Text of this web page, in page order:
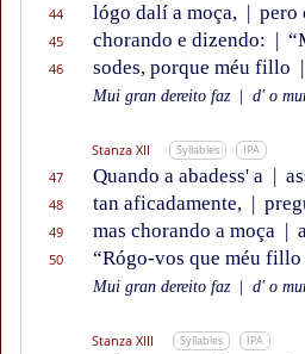
44 lógo dalí a moça, | pero
45 chorando e dizendo: |
46 sodes, porque méu fillo |
Mui gran dereito faz d' o
Stanza XII Syllables IPA
47 Quando a abadess' a |
48 tan aficadamente, |
49 mas chorando a moça |
50 “Rógo-vos que méu fillo
Mui gran dereito faz d' o
Stanza XIII Syllables IPA